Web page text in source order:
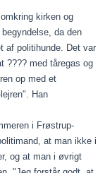
kirken og
da den
af politihunde. Det var
???? med tåregas og
op med et
Han
i Frøstrup-
at man ikke i
og at man i øvrigt